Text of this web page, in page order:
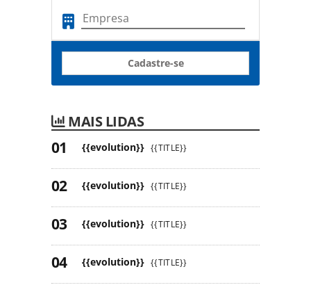
Cadastre-se
MAIS LIDAS
{{evolution}} {{TITLE}}
{{evolution}} {{TITLE}}
{{evolution}} {{TITLE}}
{{evolution}} {{TITLE}}